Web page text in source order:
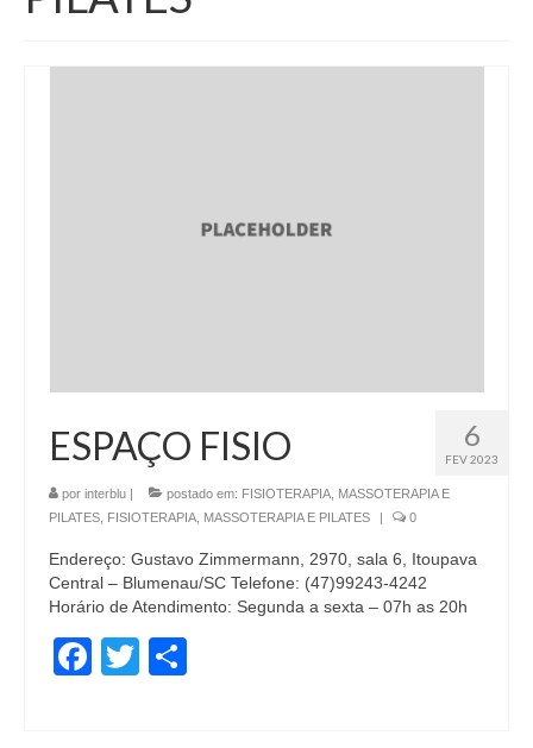
6
FEV 2023
ESPAÇO FISIO
por interblu | postado em: FISIOTERAPIA, MASSOTERAPIA E
PILATES FISIOTERAPIA, MASSOTERAPIA E PILATES | 0
Endereço: Gustavo Zimmermann, 2970, sala 6, Itoupava
Central – Blumenau/SC Telefone: (47)99243-4242
Horário de Atendimento: Segunda a sexta – 07h as 20h
Facebook
Twitter